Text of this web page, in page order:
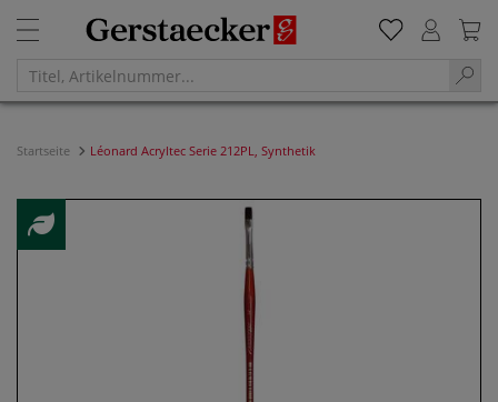
Startseite Léonard Acryltec Serie 212PL, Synthetik